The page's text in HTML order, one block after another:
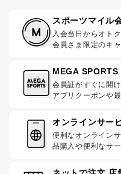
スポーツマイル
入会当日からオト
会員さま限定のキ
MEGA SPORTS
会員証がすぐに開け
アプリクーポンや
オンラインサー
便利なオンライン
品購入や便利なサ